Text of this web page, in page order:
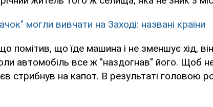
могли вивчати на Заході: названі країни
помітив, що їде машина і не зменшує хід,
автомобіль все ж "наздогнав" його. Щоб
стрибнув на капот. В результаті головою